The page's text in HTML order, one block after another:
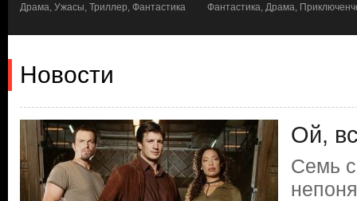
Драма, Ужасы, Триллер, Фантастика Фантастика, Драма,
Новости
Ой,
Семь